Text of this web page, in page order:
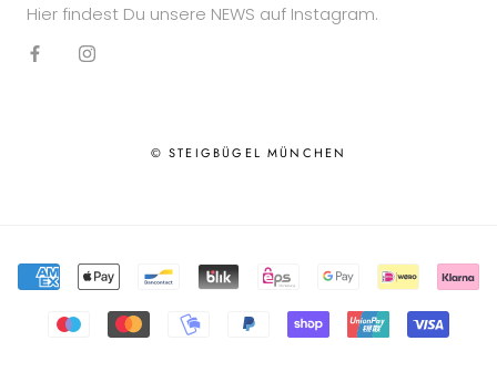
Hier findest Du unsere NEWS auf Instagram.
© STEIGBÜGEL MÜNCHEN